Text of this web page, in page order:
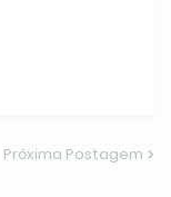
Próxima Postagem